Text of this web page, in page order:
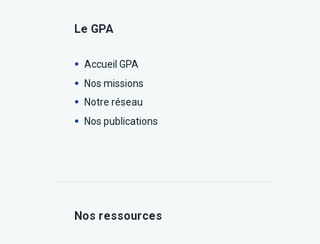
Le GPA
Accueil GPA
Nos missions
Notre réseau
Nos publications
Nos ressources